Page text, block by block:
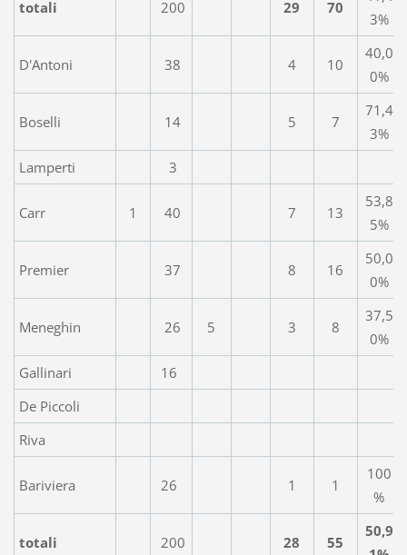
totali 200 29 70
3%
D'Antoni 38 4 10
40,0
0%
Boselli 14 5 7
71,4
3%
Lamperti
3
Carr 1 40 7 13
53,8
5%
Premier 37 8 16
50,0
0%
Meneghin 26 5 3 8
37,5
0%
Gallinari
16
De Piccoli
Riva
Bariviera 26 1 1
100
%
totali 200 28 55
50,9